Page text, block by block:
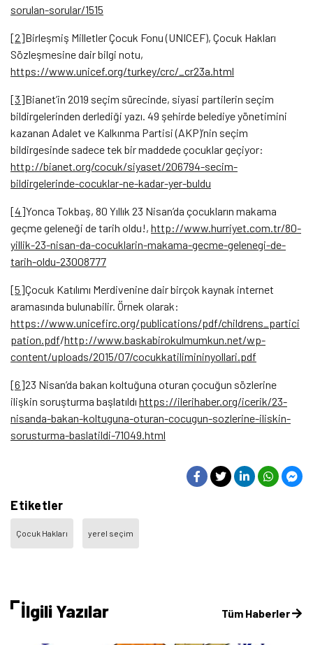
sorulan-sorular/1515
[2]Birleşmiş Milletler Çocuk Fonu (UNICEF), Çocuk Hakları
Sözleşmesine dair bilgi notu,
https://www.unicef.org/turkey/crc/_cr23a.html
[3]Bianet’in 2019 seçim sürecinde, siyasi partilerin seçim
bildirgelerinden derlediği yazı. 49 şehirde belediye yönetimini
kazanan Adalet ve Kalkınma Partisi (AKP)’nin seçim
bildirgesinde sadece tek bir maddede çocuklar geçiyor:
http://bianet.org/cocuk/siyaset/206794-secim-
bildirgelerinde-cocuklar-ne-kadar-yer-buldu
[4]Yonca Tokbaş, 80 Yıllık 23 Nisan’da çocukların makama
geçme geleneği de tarih oldu!, http://www.hurriyet.com.tr/80-
yillik-23-nisan-da-cocuklarin-makama-gecme-gelenegi-de-
tarih-oldu-23008777
[5]Çocuk Katılımı Merdivenine dair birçok kaynak internet
aramasında bulunabilir. Örnek olarak:
https://www.unicefirc.org/publications/pdf/childrens_partici
pation.pdf/http://www.baskabirokulmumkun.net/wp-
content/uploads/2015/07/cocukkatilimininyollari.pdf
[6]23 Nisan’da bakan koltuğuna oturan çocuğun sözlerine
ilişkin soruşturma başlatıldı https://ilerihaber.org/icerik/23-
nisanda-bakan-koltuguna-oturan-cocugun-sozlerine-iliskin-
sorusturma-baslatildi-71049.html
Etiketler
Çocuk Hakları yerel seçim
İlgili Yazılar Tüm Haberler